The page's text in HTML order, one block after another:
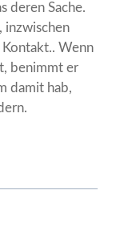
deren Sache.
inzwischen
Wenn
benimmt er
damit hab,